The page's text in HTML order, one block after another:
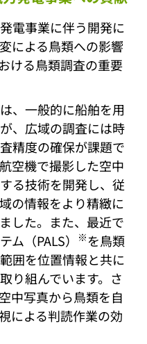
電事業に伴う開発に
による鳥類への影響
ける鳥類調査の重要
、一般的に船舶を用
、広域の調査には時
精度の確保が課題で
空機で撮影した空中
る技術を開発し、従
の情報をより精緻に
した。また、最近で
（PALS）
※ を鳥類
囲を位置情報と共に
り組んでいます。さ
中写真から鳥類を自
による判読作業の効